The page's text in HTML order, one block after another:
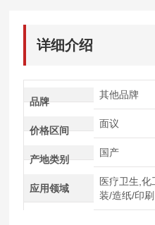
详细介绍
品牌
其他品牌
价格区间
面议
产地类别
国产
应用领域
医疗卫生,化
装/造纸/印刷